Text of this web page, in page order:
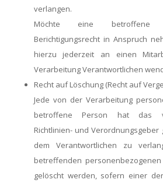
verlangen.
Möchte eine betroffene
Berichtigungsrecht in Anspruch
hierzu jederzeit an einen
Verarbeitung Verantwortlichen
Recht auf Löschung (Recht auf
Jede von der Verarbeitung
betroffene Person hat das
Richtlinien- und Verordnungsgeber
dem Verantwortlichen zu
betreffenden
gelöscht werden, sofern einer